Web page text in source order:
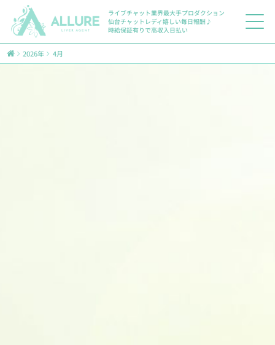
ライブチャット業界最大手プロダクション
仙台チャットレディ嬉しい毎日報酬♪
時給保証有りで高収入日払い
2026年 4月